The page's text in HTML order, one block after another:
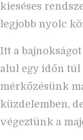
kieséses
legjobb nyolc
Itt a
alul egy időn túl
mérkőzésünk
küzdelemben,
végeztünk a